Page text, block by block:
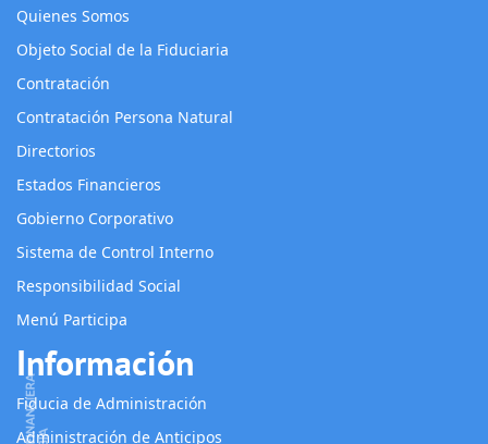
Quienes Somos
Objeto Social de la Fiduciaria
Contratación
Contratación Persona Natural
Directorios
Estados Financieros
Gobierno Corporativo
Sistema de Control Interno
Responsibilidad Social
Menú Participa
Información
Fiducia de Administración
Administración de Anticipos